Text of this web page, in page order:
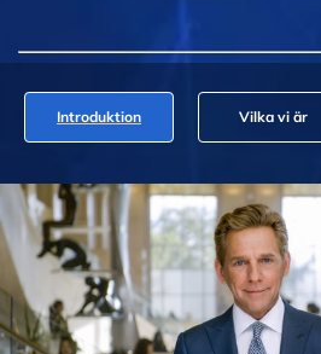
Introduktion Vilka vi är